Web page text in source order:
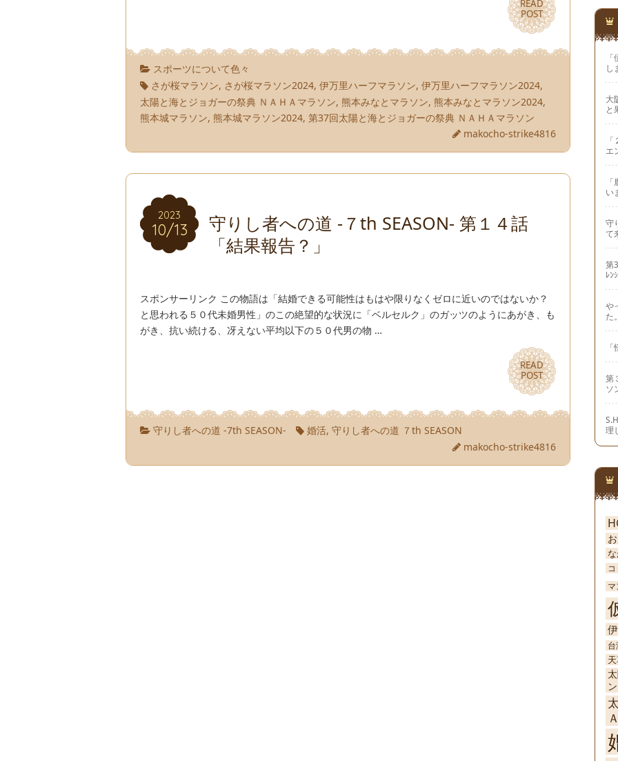
READ
POST
READ
POST
スポーツについて色々
さが桜マラソン, さが桜マラソン2024,伊万里ハーフマラソン,伊万里ハーフマラソン2024,
太陽と海とジョガーの祭典 ＮＡＨＡマラソン, 熊本みなとマラソン, 熊本みなとマラソン2024,
熊本城マラソン, 熊本城マラソン2024, 第37回太陽と海とジョガーの祭典 ＮＡＨＡマラソン
makocho-strike4816
2023
10/13
2023
10/13
守りし者への道 -７th SEASON- 第１４話
「結果報告？」
スポンサーリンク この物語は「結婚できる可能性はもはや限りなくゼロに近いのではないか？
と思われる５０代未婚男性」のこの絶望的な状況に「ベルセルク」のガッツのようにあがき、も
がき、抗い続ける、冴えない平均以下の５０代男の物 …
READ
POST
READ
POST
守りし者への道 -7th SEASON- 婚活,守りし者への道 ７th SEASON
makocho-strike4816
し
大
と
エ
い
守
て
第
ﾚﾝ
や
た。
第
ソ
理
マ
台
ン